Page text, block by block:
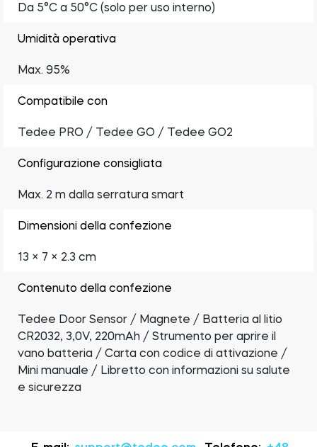
Da 5°C a 50°C (solo per uso interno)
Umidità operativa
Max. 95%
Compatibile con
Tedee PRO / Tedee GO / Tedee GO2
Configurazione consigliata
Max. 2 m dalla serratura smart
Dimensioni della confezione
13 × 7 × 2.3 cm
Contenuto della confezione
Tedee Door Sensor / Magnete / Batteria al litio
CR2032, 3,0V, 220mAh / Strumento per aprire il
vano batteria / Carta con codice di attivazione /
Mini manuale / Libretto con informazioni su salute
e sicurezza